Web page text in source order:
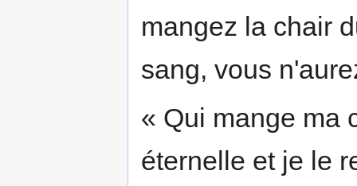
mangez la chair
sang, vous
« Qui mange ma
éternelle et je le